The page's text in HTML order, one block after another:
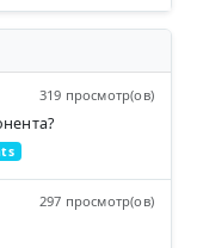
319 просмотр(ов)
297 просмотр(ов)